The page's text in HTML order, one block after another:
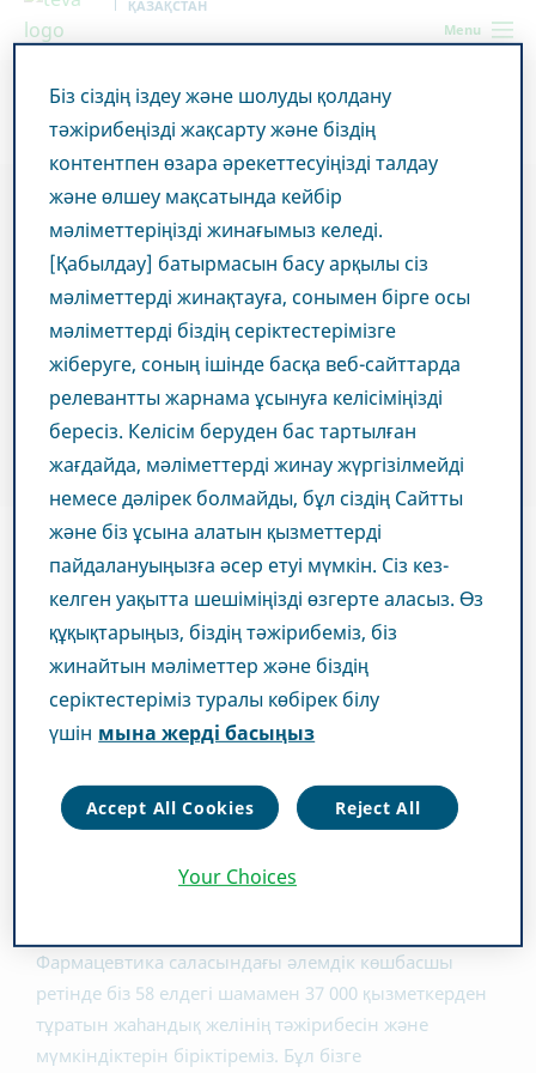
Menu
ҚАЗАҚСТАН
Kazakhstan Teva туралы ақпарат
Бірге денсаулықты
жақсартамыз
Teva компаниясында бізді ортақ мақсат
біріктіреді. Біз әр күн сайын жұмысқа
науқастардың денсаулығын жақсартуға
Фармацевтика саласындағы әлемдік көшбасшы
ретінде біз 58 елдегі шамамен 37 000 қызметкерден
тұратын жаһандық желінің тәжірибесін және
мүмкіндіктерін біріктіреміз. Бұл бізге
Біз сіздің іздеу және шолуды қолдану
тәжірибеңізді жақсарту және біздің
контентпен өзара әрекеттесуіңізді талдау
және өлшеу мақсатында кейбір
мәліметтеріңізді жинағымыз келеді.
[Қабылдау] батырмасын басу арқылы сіз
мәліметтерді жинақтауға, сонымен бірге осы
мәліметтерді біздің серіктестерімізге
жіберуге, соның ішінде басқа веб-сайттарда
релевантты жарнама ұсынуға келісіміңізді
бересіз. Келісім беруден бас тартылған
жағдайда, мәліметтерді жинау жүргізілмейді
немесе дәлірек болмайды, бұл сіздің Сайтты
және біз ұсына алатын қызметтерді
пайдалануыңызға әсер етуі мүмкін. Сіз кез-
келген уақытта шешіміңізді өзгерте аласыз. Өз
құқықтарыңыз, біздің тәжірибеміз, біз
жинайтын мәліметтер және біздің
серіктестеріміз туралы көбірек білу
үшін мына жерді басыңыз
Accept All Cookies Reject All
Your Choices